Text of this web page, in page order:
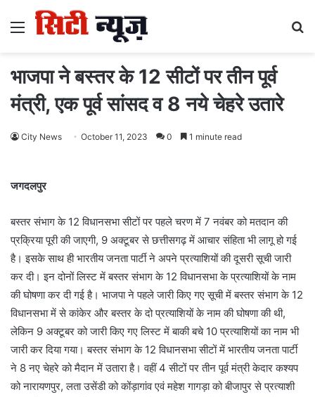
Menu
भाजपा ने बस्तर के 12 सीटों पर तीन पूर्व
मंत्री, एक पूर्व सांसद व 8 नये चेहरे उतारे
City News October 11, 2023 0 1 minute read
जगदलपुर
बस्तर संभाग के 12 विधानसभा सीटों पर पहले चरण में 7 नवंबर को मतदान की
प्रक्रिया पूरी की जाएगी, 9 अक्टूबर से छत्तीसगढ़ में आचार संहिता भी लागू हो गई
है। इसके साथ ही भारतीय जनता पार्टी ने अपने प्रत्याशियों की दूसरी सूची जारी
कर दी। इन दोनों लिस्ट में बस्तर संभाग के 12 विधानसभा के प्रत्याशियों के नाम
की घोषणा कर दी गई है। भाजपा ने पहले जारी किए गए सूची में बस्तर संभाग के 12
विधानसभा में से कांकेर और बस्तर के दो प्रत्याशियों के नाम की घोषणा की थी,
लेकिन 9 अक्टूबर को जारी किए गए लिस्ट में बाकी बचे 10 प्रत्याशियों का नाम भी
जारी कर दिया गया। बस्तर संभाग के 12 विधानसभा सीटों में भारतीय जनता पार्टी
ने 8 नए चेहरे को मैदान में उतारा है। वहीं 4 सीटों पर तीन पूर्व मंत्री केदार कश्यप
को नारायणपुर, लता उसेंडी को कोंड़ागांव एवं महेश गागड़ा को बीजापुर से प्रत्याशी